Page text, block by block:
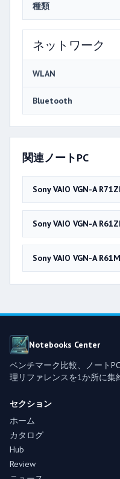
種類
ネットワーク
WLAN
Bluetooth
関連ノートPC
Sony VAIO VGN-A
Sony VAIO VGN-A
Sony VAIO VGN-A
Notebooks Center
ベンチマーク比較、ノート
理リファレンスを1か所に集
セクション
ホーム
カタログ
Hub
Review